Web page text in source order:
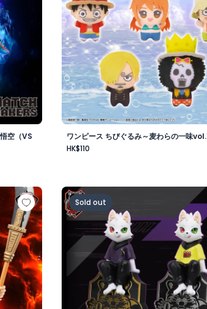
空（VS
ワンピース ちびぐるみ～麦わらの一味
HK$110
ブルフィギュア-ゴッドバレー事件 エドワ
Crazy Raccoon デスクトップ
Sold out